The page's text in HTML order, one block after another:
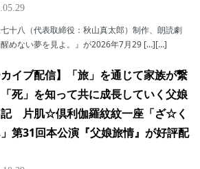
十八（代表取締役：秋山真太郎）制作、朗読劇
醒めない夢を見よ。』が2026年7月29 […][…]
カイブ配信】「旅」を通じて家族が繋
死」を知って共に成長していく父娘
片肌☆倶利伽羅紋紋一座「ざ☆く
第31回本公演『父娘旅情』が好評配